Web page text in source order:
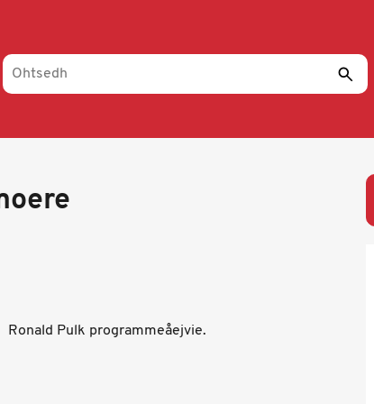
Ronald Pulk programmeåejvie.